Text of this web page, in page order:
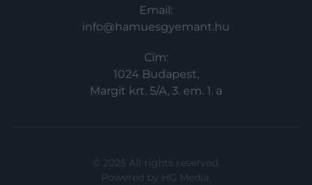
Email:
info@hamuesgyemant.hu
Cím:
1024 Budapest,
Margit krt. 5/A, 3. em. 1. a
© 2025 All rights reserved.
Powered by HG Media.